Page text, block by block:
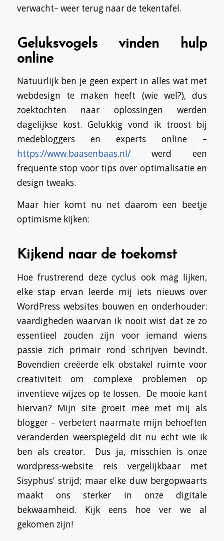
verwacht– weer terug naar de tekentafel.
Geluksvogels vinden hulp
online
Natuurlijk ben je geen expert in alles wat met
webdesign te maken heeft (wie wel?), dus
zoektochten naar oplossingen werden
dagelijkse kost. Gelukkig vond ik troost bij
medebloggers en experts online –
https://www.baasenbaas.nl/werd een
frequente stop voor tips over optimalisatie en
design tweaks.
Maar hier komt nu net daarom een beetje
optimisme kijken:
Kijkend naar de toekomst
Hoe frustrerend deze cyclus ook mag lijken,
elke stap ervan leerde mij iets nieuws over
WordPress websites bouwen en onderhouder:
vaardigheden waarvan ik nooit wist dat ze zo
essentieel zouden zijn voor iemand wiens
passie zich primair rond schrijven bevindt.
Bovendien creëerde elk obstakel ruimte voor
creativiteit om complexe problemen op
inventieve wijzes op te lossen. De mooie kant
hiervan? Mijn site groeit mee met mij als
blogger – verbetert naarmate mijn behoeften
veranderden weerspiegeld dit nu echt wie ik
ben als creator. Dus ja, misschien is onze
wordpress-website reis vergelijkbaar met
Sisyphus’ strijd; maar elke duw bergopwaarts
maakt ons sterker in onze digitale
bekwaamheid. Kijk eens hoe ver we al
gekomen zijn!